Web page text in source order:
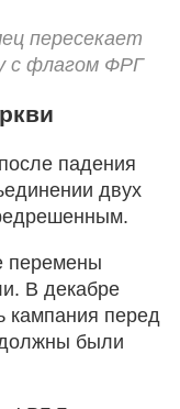
пересекает
с флагом ФРГ
падения
двух
перемены
В декабре
кампания перед
были